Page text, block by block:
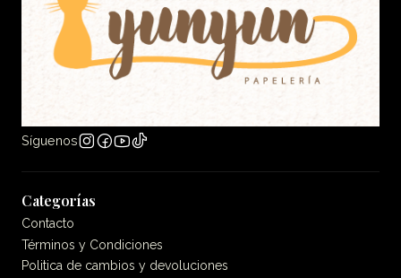
Síguenos
Categorías
Contacto
Términos y Condiciones
Politica de cambios y devoluciones